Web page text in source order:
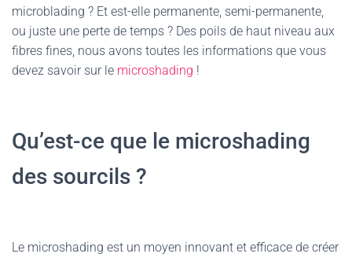
microblading ? Et est-elle permanente, semi-permanente,
ou juste une perte de temps ? Des poils de haut niveau aux
fibres fines, nous avons toutes les informations que vous
devez savoir sur le microshading !
Qu’est-ce que le microshading
des sourcils ?
Le microshading est un moyen innovant et efficace de créer